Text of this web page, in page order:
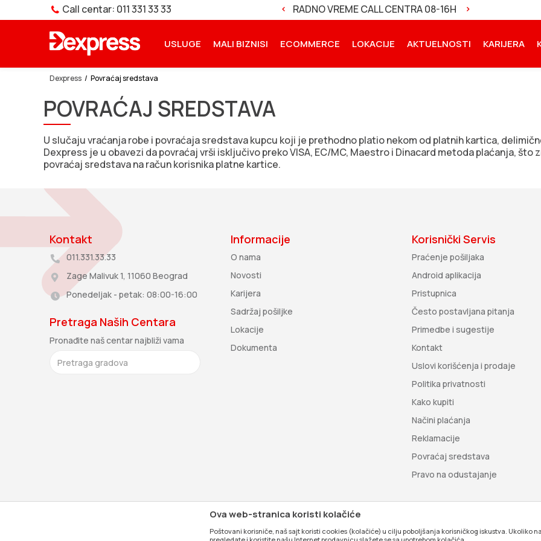
Call centar: 011 331 33 33
ANDROID APLIKACIJE NOVA USLUGA – PAKETOMATI RADNO VREME CALL CENTRA 08-16H NOVA VERZIJA
USLUGE MALI BIZNISI ECOMMERCE LOKACIJE AKTUELNOSTI KARIJERA
Dexpress Povraćaj sredstava
POVRAĆAJ SREDSTAVA
U slučaju vraćanja robe i povraćaja sredstava kupcu koji je prethodno platio nekom od platnih kartica,
Dexpress je u obavezi da povraćaj vrši isključivo preko VISA, EC/MC, Maestro i Dinacard metoda plaćanja, što
povraćaj sredstava na račun korisnika platne kartice.
Kontakt
011.331.33.33
Zage Malivuk 1, 11060 Beograd
Ponedeljak - petak: 08:00-16:00
Pretraga Naših Centara
Pronađite naš centar najbliži vama
Informacije
O nama
Novosti
Karijera
Sadržaj pošiljke
Lokacije
Dokumenta
Korisnički Servis
Praćenje pošiljaka
Android aplikacija
Pristupnica
Često postavljana pitanja
Primedbe i sugestije
Kontakt
Uslovi korišćenja i prodaje
Politika privatnosti
Kako kupiti
Načini plaćanja
Reklamacije
Povraćaj sredstava
Pravo na odustajanje
Ova web-stranica koristi kolačiće
Poštovani korisniče, naš sajt koristi cookies (kolačiće) u cilju poboljšanja korisničkog iskustva. Ukoliko